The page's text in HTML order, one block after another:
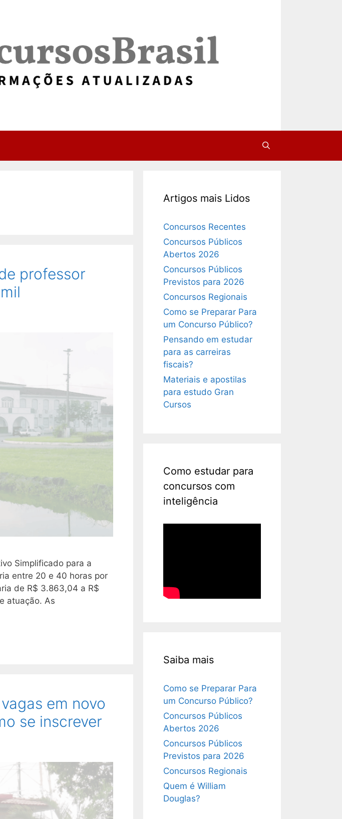
professor
Simplificado para a
entre 20 e 40 horas por
de R$ 3.863,04 a R$
atuação. As
em novo
se inscrever
Artigos mais Lidos
Concursos Recentes
Concursos Públicos
Abertos 2026
Concursos Públicos
Previstos para 2026
Concursos Regionais
Como se Preparar Para
um Concurso Público?
Pensando em estudar
para as carreiras
fiscais?
Materiais e apostilas
para estudo Gran
Cursos
Como estudar para
concursos com
inteligência
Saiba mais
Como se Preparar Para
um Concurso Público?
Concursos Públicos
Abertos 2026
Concursos Públicos
Previstos para 2026
Concursos Regionais
Quem é William
Douglas?